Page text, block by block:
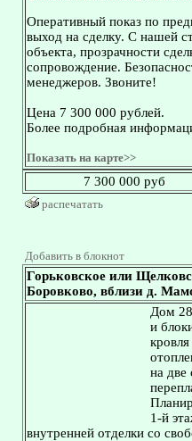
Оперативный показ по
выход на сделку. С нашей
объекта, прозрачности
сопровождение.
менеджеров. Звоните!
Цена 7 300 000 рублей.
Более подробная
Показать на карте>>
7 300 000 руб
распечатать
Добавить в блокнот
Горьковское или
Боровково, вблизи д.
Дом
и
на
1-й
внутренней отделки со